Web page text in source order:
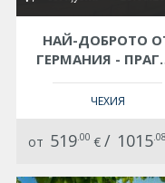
НАЙ-ДОБРОТО
ГЕРМАНИЯ - ПРАГА
ПОТСДАМ -
ЛАЙПЦИГ -
МЮНХЕН!
ЧЕХИЯ
от 519 .00 €/ 1015 .08